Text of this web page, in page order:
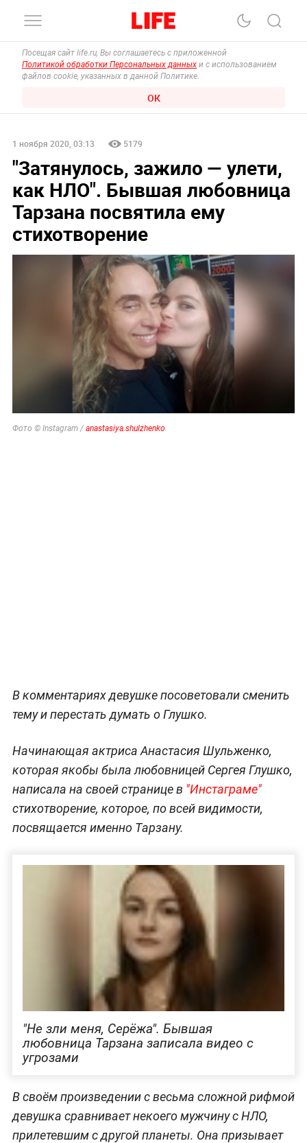
Посещая сайт life.ru, Вы соглашаетесь с приложенной
Политикой обработки Персональных данных и с использованием
файлов cookie, указанных в данной Политике.
ОК
1 ноября 2020, 03:13 5179
"Затянулось, зажило — улети,
как НЛО". Бывшая любовница
Тарзана посвятила ему
стихотворение
Фото © Instagram / anastasiya.shulzhenko
В комментариях девушке посоветовали сменить
тему и перестать думать о Глушко.
Начинающая актриса Анастасия Шульженко,
которая якобы была любовницей Сергея Глушко,
написала на своей странице в "Инстаграме"
стихотворение, которое, по всей видимости,
посвящается именно Тарзану.
"Не зли меня, Серёжа". Бывшая
любовница Тарзана записала видео с
угрозами
В своём произведении с весьма сложной рифмой
девушка сравнивает некоего мужчину с НЛО,
прилетевшим с другой планеты. Она призывает